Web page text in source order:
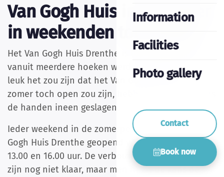
Information
Facilities
Photo gallery
Contact
Book now
Van Gogh Huis in de zomer
in weekenden toch open!
Het Van Gogh Huis Drenthe is toch open! Omdat
vanuit meerdere hoeken werd uitgesproken hoe
leuk het zou zijn dat het Van Gogh Huis deze
zomer toch open zou zijn, hebben alle vrijwilligers
de handen ineen geslagen.
Ieder weekend in de zomerperiode is het Van
Gogh Huis Drenthe geopend voor bezoek tussen
13.00 en 16.00 uur. De verbouwing en herinrichting
zijn nog niet klaar, maar men heeft de kans de